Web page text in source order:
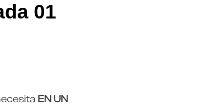
01
EN UN